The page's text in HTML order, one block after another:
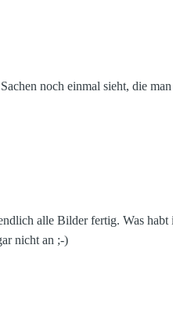
noch einmal sieht, die
alle Bilder fertig. Was
nicht an ;-)